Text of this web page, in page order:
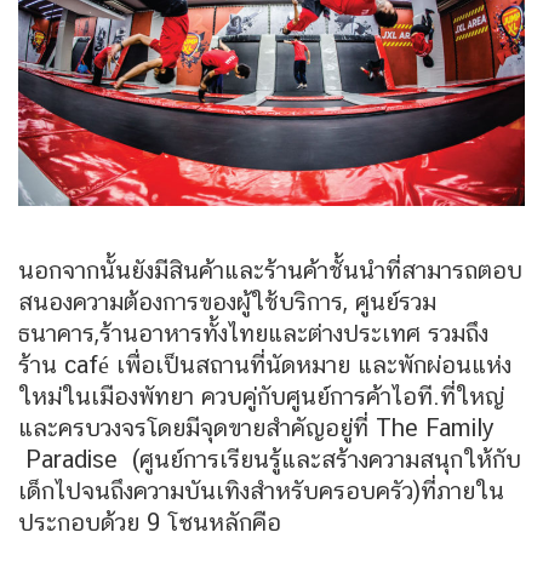
นอกจากนั้นยังมีสินค้าและร้านค้าชั้นนำที่สามารถตอบ
สนองความต้องการของผู้ใช้บริการ, ศูนย์รวม
ธนาคาร,ร้านอาหารทั้งไทยและต่างประเทศ รวมถึง
ร้าน café เพื่อเป็นสถานที่นัดหมาย และพักผ่อนแห่ง
ใหม่ในเมืองพัทยา ควบคู่กับศูนย์การค้าไอที.ที่ใหญ่
และครบวงจรโดยมีจุดขายสำคัญอยู่ที่ The Family
Paradise (ศูนย์การเรียนรู้และสร้างความสนุกให้กับ
เด็กไปจนถึงความบันเทิงสำหรับครอบครัว)ที่ภายใน
ประกอบด้วย 9 โซนหลักคือ